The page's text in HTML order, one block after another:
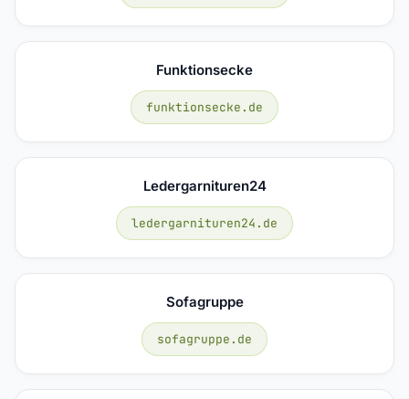
Funktionsecke
funktionsecke.de
Ledergarnituren24
ledergarnituren24.de
Sofagruppe
sofagruppe.de